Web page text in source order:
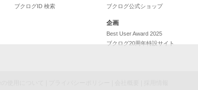
ブクログID 検索
ブクログ公式ショップ
企画
Best User Award 2025
ブクログ20周年特設サイト